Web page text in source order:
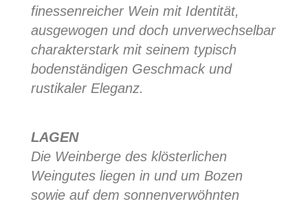
finessenreicher Wein mit Identität,
ausgewogen und doch unverwechselbar
charakterstark mit seinem typisch
bodenständigen Geschmack und
rustikaler Eleganz.
LAGEN
Die Weinberge des klösterlichen
Weingutes liegen in und um Bozen
sowie auf dem sonnenverwöhnten